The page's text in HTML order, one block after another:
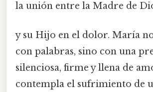
la unión entre la Madre de
y su Hijo en el dolor. María
con palabras, sino con una
silenciosa, firme y llena de
contempla el sufrimiento de